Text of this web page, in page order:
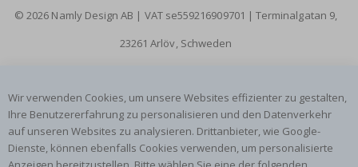
© 2026 Namly Design AB | VAT se559216909701 | Terminalgatan 9,
23261 Arlöv, Schweden
Wir verwenden Cookies, um unsere Websites effizienter zu gestalten,
Ihre Benutzererfahrung zu personalisieren und den Datenverkehr
auf unseren Websites zu analysieren. Drittanbieter, wie Google-
Dienste, können ebenfalls Cookies verwenden, um personalisierte